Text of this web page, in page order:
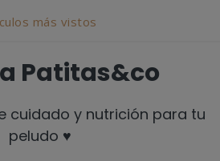
más vistos
Patitas&co
cuidado y nutrición para tu
peludo ♥️